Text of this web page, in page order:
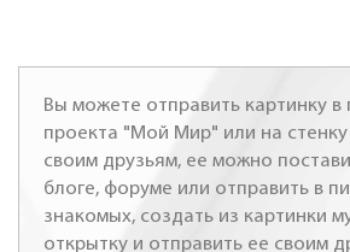
Вы можете отправить картинку в
проекта "Мой Мир" или на стенку
своим друзьям, ее можно
блоге, форуме или отправить в
знакомых, создать из картинки
открытку и отправить ее своим